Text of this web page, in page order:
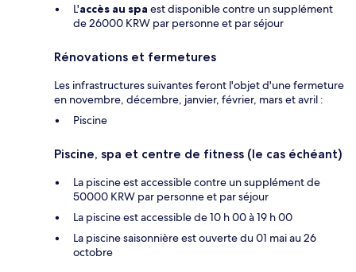
L'accès au spa est disponible contre un supplément
de 26000 KRW par personne et par séjour
Rénovations et fermetures
Les infrastructures suivantes feront l'objet d'une fermeture
en novembre, décembre, janvier, février, mars et avril :
Piscine
Piscine, spa et centre de fitness (le cas échéant)
La piscine est accessible contre un supplément de
50000 KRW par personne et par séjour
La piscine est accessible de 10 h 00 à 19 h 00
La piscine saisonnière est ouverte du 01 mai au 26
octobre